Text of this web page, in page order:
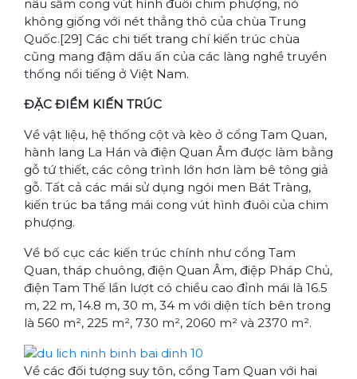
nâu sẫm cong vút hình đuôi chim phượng, nó
không giống với nét thẳng thô của chùa Trung
Quốc.[29] Các chi tiết trang chí kiến trúc chùa
cũng mang đậm dấu ấn của các làng nghề truyền
thống nổi tiếng ở Việt Nam.
ĐẶC ĐIỂM KIẾN TRÚC
Về vật liệu, hệ thống cột và kèo ở cổng Tam Quan,
hành lang La Hán và điện Quan Âm được làm bằng
gỗ tứ thiết, các công trình lớn hơn làm bê tông giả
gỗ. Tất cả các mái sử dụng ngói men Bát Tràng,
kiến trúc ba tầng mái cong vút hình đuôi của chim
phượng.
Về bố cục các kiến trúc chính như cổng Tam
Quan, tháp chuông, điện Quan Âm, điệp Pháp Chủ,
điện Tam Thế lần lượt có chiều cao đỉnh mái là 16.5
m, 22 m, 14.8 m, 30 m, 34 m với diện tích bên trong
là 560 m², 225 m², 730 m², 2060 m² và 2370 m².
Về các đối tượng suy tôn, cổng Tam Quan với hai